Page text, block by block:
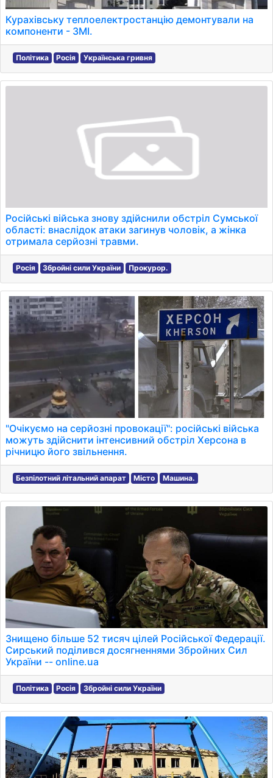
Курахівську теплоелектростанцію демонтували на
компоненти - ЗМІ.
Політика Росія Українська гривня
Російські війська знову здійснили обстріл Сумської
області: внаслідок атаки загинув чоловік, а жінка
отримала серйозні травми.
Росія Збройні сили України Прокурор.
"Очікуємо на серйозні провокації": російські війська
можуть здійснити інтенсивний обстріл Херсона в
річницю його звільнення.
Безпілотний літальний апарат Місто Машина.
Знищено більше 52 тисяч цілей Російської Федерації.
Сирський поділився досягненнями Збройних Сил
України -- online.ua
Політика Росія Збройні сили України